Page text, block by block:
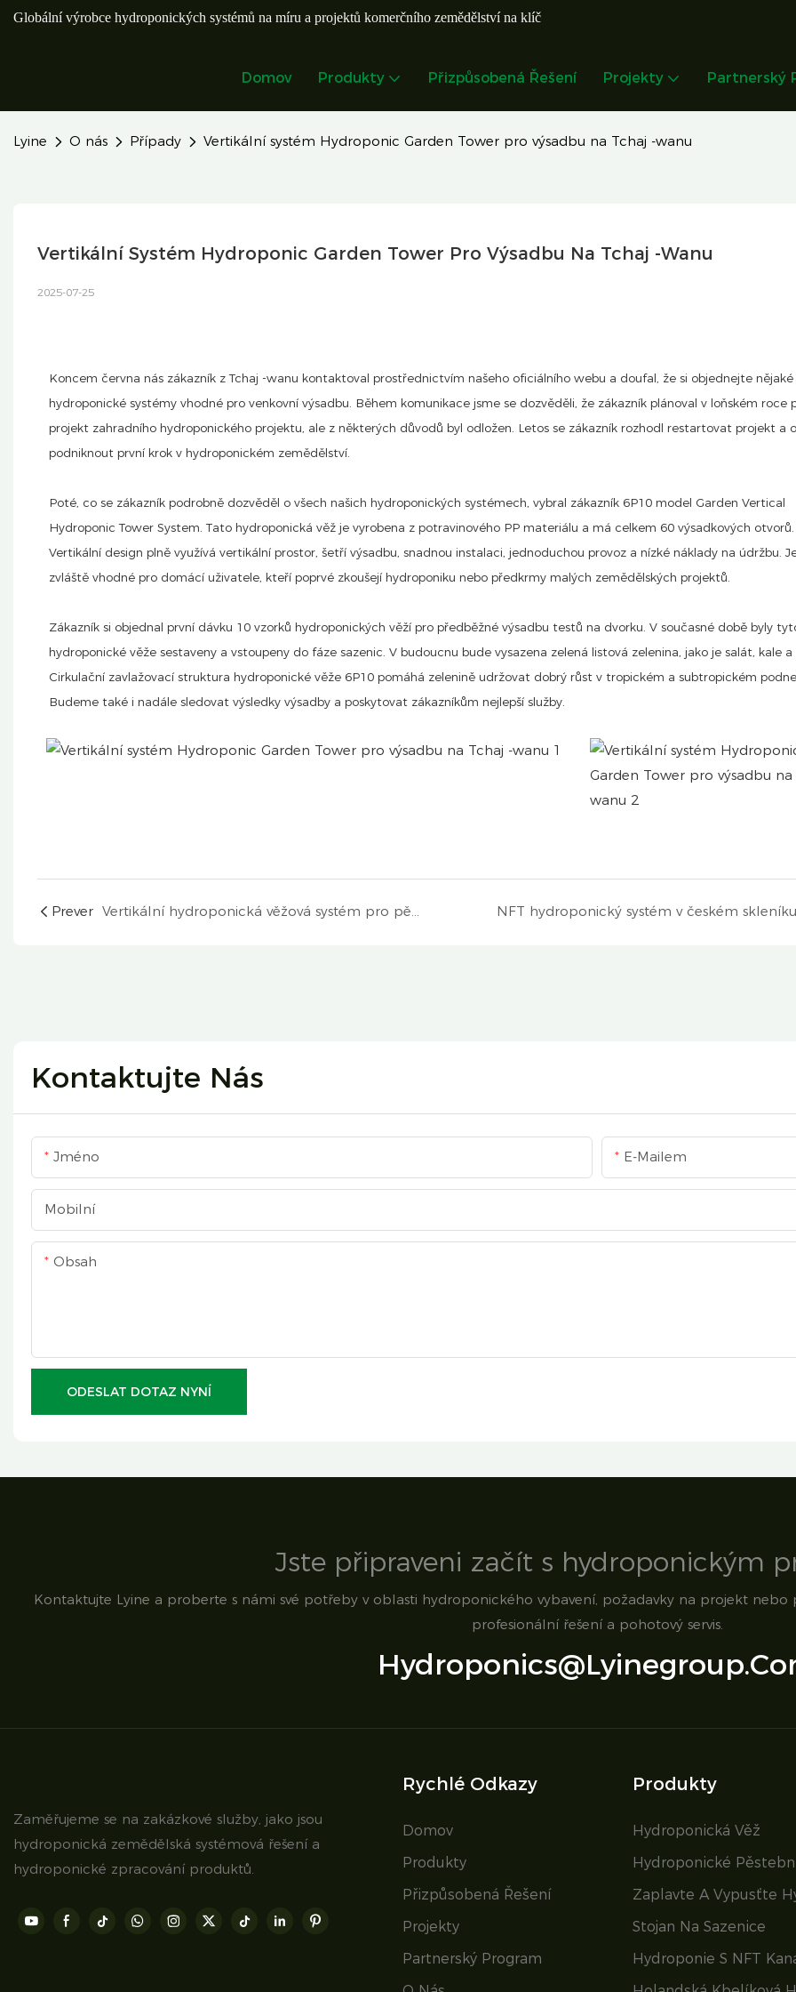
Globální výrobce hydroponických systémů na míru a projektů komerčního zemědělství na klíč
Domov Produkty Přizpůsobená Řešení Projekty Partnerský
Lyine O nás Případy Vertikální systém Hydroponic Garden Tower pro výsadbu na Tchaj -wanu
Vertikální Systém Hydroponic Garden Tower Pro Výsadbu Na Tchaj -wanu
2025-07-25
Koncem června nás zákazník z Tchaj -wanu kontaktoval prostřednictvím našeho oficiálního webu a doufal, že si objednejte nějaké
hydroponické systémy vhodné pro venkovní výsadbu. Během komunikace jsme se dozvěděli, že zákazník plánoval v loňském roce
projekt zahradního hydroponického projektu, ale z některých důvodů byl odložen. Letos se zákazník rozhodl restartovat projekt a
podniknout první krok v hydroponickém zemědělství.
Poté, co se zákazník podrobně dozvěděl o všech našich hydroponických systémech, vybral zákazník 6P10 model Garden Vertical
Hydroponic Tower System. Tato hydroponická věž je vyrobena z potravinového PP materiálu a má celkem 60 výsadkových otvorů.
Vertikální design plně využívá vertikální prostor, šetří výsadbu, snadnou instalaci, jednoduchou provoz a nízké náklady na údržbu.
zvláště vhodné pro domácí uživatele, kteří poprvé zkoušejí hydroponiku nebo předkrmy malých zemědělských projektů.
Zákazník si objednal první dávku 10 vzorků hydroponických věží pro předběžné výsadbu testů na dvorku. V současné době byly
hydroponické věže sestaveny a vstoupeny do fáze sazenic. V budoucnu bude vysazena zelená listová zelenina, jako je salát, kale a
Cirkulační zavlažovací struktura hydroponické věže 6P10 pomáhá zelenině udržovat dobrý růst v tropickém a subtropickém
Budeme také i nadále sledovat výsledky výsadby a poskytovat zákazníkům nejlepší služby.
Prever Vertikální hydroponická věžová systém pro pěstování domova v Německu NFT hydroponický systém v českém skleníku
Kontaktujte Nás
Jméno E-Mailem
Mobilní
Obsah
ODESLAT DOTAZ NYNÍ
Jste připraveni začít s hydroponickým
Kontaktujte Lyine a proberte s námi své potřeby v oblasti hydroponického vybavení, požadavky na projekt
profesionální řešení a pohotový servis.
Zaměřujeme se na zakázkové služby, jako jsou
hydroponická zemědělská systémová řešení a
hydroponické zpracování produktů.
Rychlé Odkazy
Domov
Produkty
Přizpůsobená Řešení
Projekty
Partnerský Program
Produkty
Hydroponická Věž
Hydroponické
Zaplavte A Vypusťte
Stojan Na Sazenice
Hydroponie S NFT